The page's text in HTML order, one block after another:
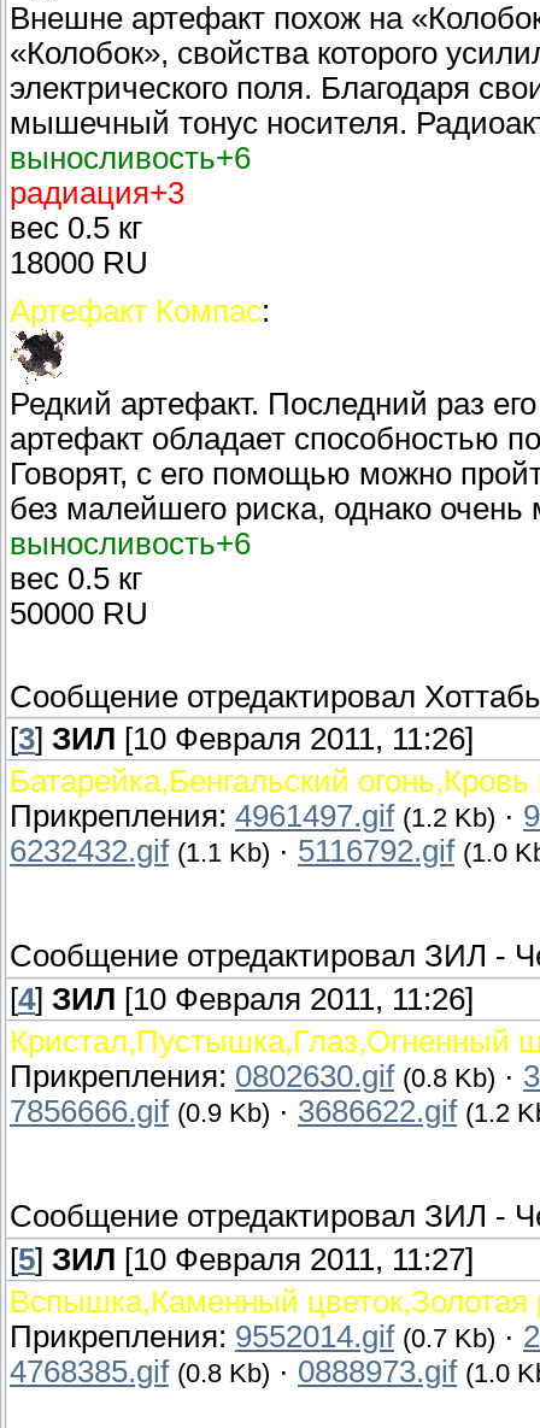
Внешне артефакт похож на
«Колобок», свойства которого
электрического поля. Благодаря
мышечный тонус носителя.
выносливость+6
радиация+3
вес 0.5 кг
18000 RU
Артефакт Компас:
Редкий артефакт. Последний раз
артефакт обладает способностью
Говорят, с его помощью можно
без малейшего риска, однако очень
выносливость+6
вес 0.5 кг
50000 RU
Сообщение отредактировал
[3] ЗИЛ [10 Февраля 2011, 11:26]
Батарейка,Бенгальский
Прикрепления: 4961497.gif (1.2 Kb) ·
6232432.gif (1.1 Kb) · 5116792.gif (1.0
Сообщение отредактировал ЗИЛ -
[4] ЗИЛ [10 Февраля 2011, 11:26]
Кристал,Пустышка,Глаз,Огненный
Прикрепления: 0802630.gif (0.8 Kb) ·
7856666.gif (0.9 Kb) · 3686622.gif (1.2
Сообщение отредактировал ЗИЛ -
[5] ЗИЛ [10 Февраля 2011, 11:27]
Вспышка,Каменный
Прикрепления: 9552014.gif (0.7 Kb) ·
4768385.gif (0.8 Kb) · 0888973.gif (1.0